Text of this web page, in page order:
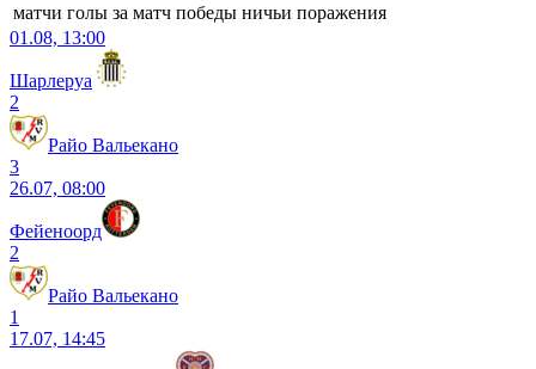
матчи голы за матч победы ничьи поражения
01.08, 13:00
Шарлеруа
2
Райо Вальекано
3
26.07, 08:00
Фейеноорд
2
Райо Вальекано
1
17.07, 14:45